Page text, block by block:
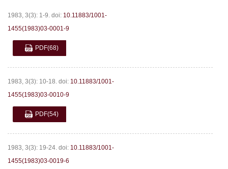
1983, 3(3): 1-9. doi: 10.11883/1001-
1455(1983)03-0001-9
PDF(68)
1983, 3(3): 10-18. doi: 10.11883/1001-
1455(1983)03-0010-9
PDF(54)
1983, 3(3): 19-24. doi: 10.11883/1001-
1455(1983)03-0019-6